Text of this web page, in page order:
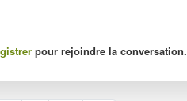
pour rejoindre la conversation.